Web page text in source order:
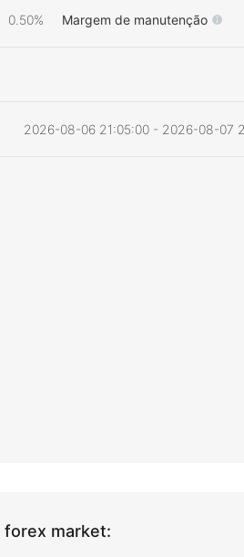
0.50% Margem de manutenção
2026-08-06 21:05:00 - 2026-08-07
market: